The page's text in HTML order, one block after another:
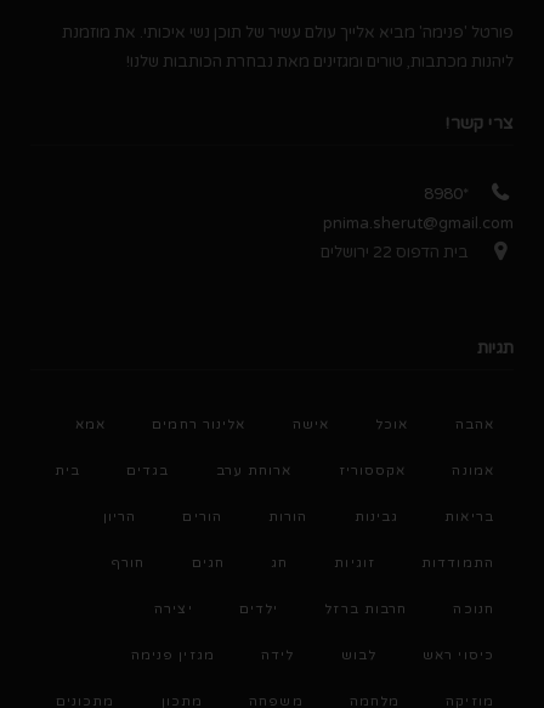
פורטל 'פנימה' מביא אלייך עולם עשיר של תוכן נשי איכותי. את מוזמנת
ליהנות מכתבות, טורים ומגזינים מאת נבחרת הכותבות שלנו!
צרי קשר!
*8980
pnima.sherut@gmail.com
בית הדפוס 22 ירושלים
תגיות
אהבה אוכל אישה אלינור רחמים אמא
אמונה אקססוריז ארוחת ערב בגדים בית
בריאות גבינות הורות הורים הריון
התמודדות זוגיות חג חגים חורף
חנוכה חרבות ברזל ילדים יצירה
כיסוי ראש לבוש לידה מגזין פנימה
מוזיקה מלחמה משפחה מתכון מתכונים